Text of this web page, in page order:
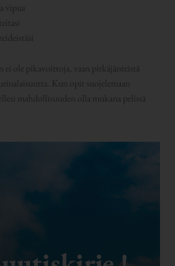
vipua
ei ole pikavoittoja, vaan pitkäjänteistä
Kun opit suojelemaan
mahdollisuuden olla mukana pelissä